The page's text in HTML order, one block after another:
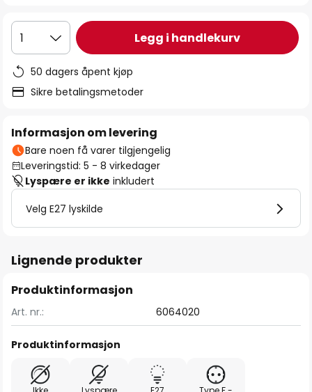
1 Legg i handlekurv
50 dagers åpent kjøp
Sikre betalingsmetoder
Informasjon om levering
Bare noen få varer tilgjengelig
Leveringstid: 5 - 8 virkedager
Lyspære er ikke inkludert
Velg E27 lyskilde
Lignende produkter
Produktinformasjon
Art. nr.: 6064020
Produktinformasjon